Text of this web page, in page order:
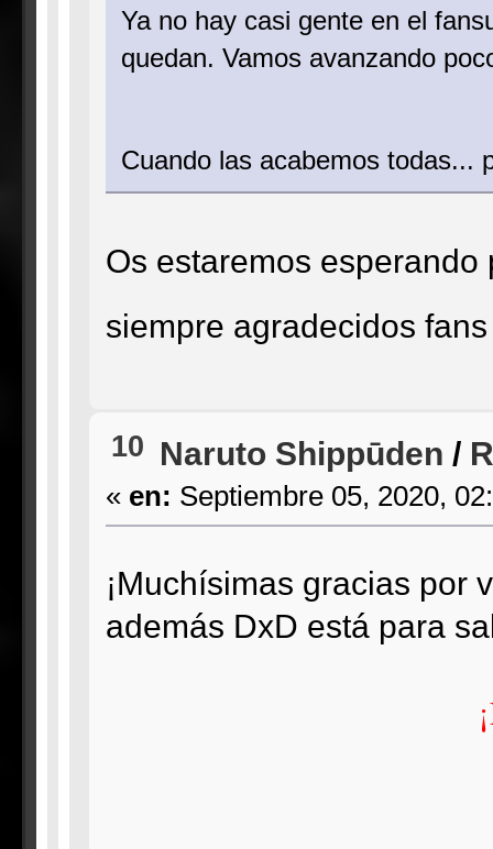
Ya no hay casi gente en el
quedan. Vamos avanzando
Cuando las acabemos todas...
Os estaremos
siempre agradecidos
10 Naruto Shippūden /
« en: Septiembre 05, 2020,
¡Muchísimas gracias
además DxD está para